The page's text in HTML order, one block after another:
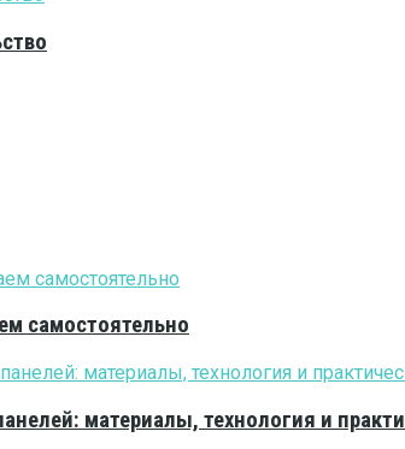
самостоятельно
материалы, технология и